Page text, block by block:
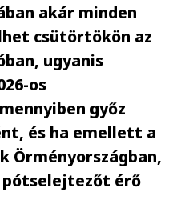
akár minden
csütörtökön az
ugyanis
os
győz
és ha emellett a
Örményországban,
pótselejtezőt érő